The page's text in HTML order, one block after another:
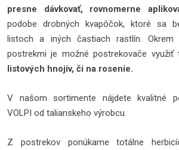
presne dávkovať, rovnomerne
podobe drobných kvapôčok, ktoré sa
listoch a iných častiach rastlín. Okrem
postrekmi je možné postrekovače využiť
listových hnojív, či na rosenie.
V našom sortimente nájdete kvalitné
VOLPI od talianskeho výrobcu.
Z postrekov ponúkame totálne